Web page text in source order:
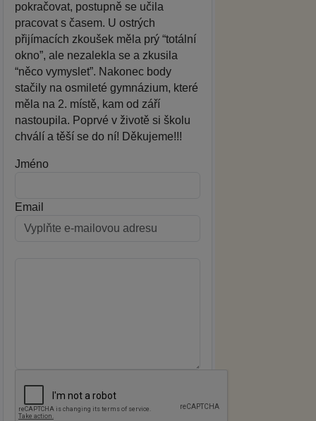
pokračovat, postupně se učila
pracovat s časem. U ostrých
přijímacích zkoušek měla prý “totální
okno”, ale nezalekla se a zkusila
“něco vymyslet”. Nakonec body
stačily na osmileté gymnázium, které
měla na 2. místě, kam od září
nastoupila. Poprvé v životě si školu
chválí a těší se do ní! Děkujeme!!!
Jméno
Email